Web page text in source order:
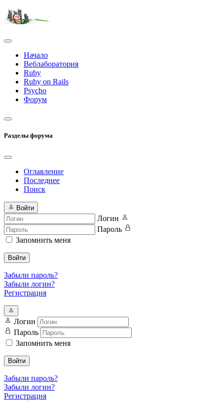
Начало
Веблаборатория
Ruby
Ruby on Rails
Psycho
Форум
Разделы форума
Оглавление
Последнее
Поиск
Войти
Логин
Пароль
Запомнить меня
Войти
Забыли пароль?
Забыли логин?
Регистрация
Логин
Пароль
Запомнить меня
Войти
Забыли пароль?
Забыли логин?
Регистрация